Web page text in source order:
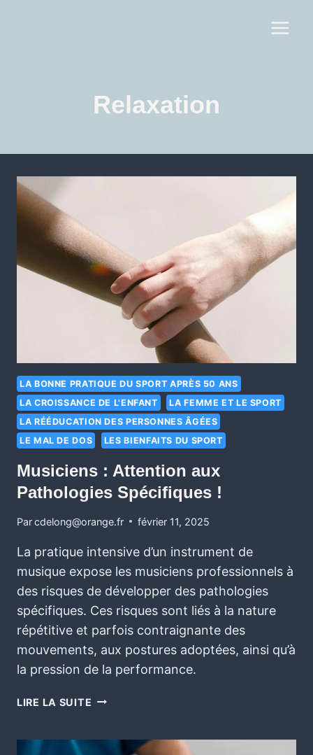
Relaxation
LA BONNE PRATIQUE DU SPORT APRÈS 50 ANS
LA CROISSANCE DE L'ENFANT
LA FEMME ET LE SPORT
LA RÉÉDUCATION DES PERSONNES ÂGÉES
LE MAL DE DOS
LES BIENFAITS DU SPORT
Musiciens : Attention aux
Pathologies Spécifiques !
Parcdelong@orange.fr février 11, 2025
La pratique intensive d’un instrument de
musique expose les musiciens professionnels à
des risques de développer des pathologies
spécifiques. Ces risques sont liés à la nature
répétitive et parfois contraignante des
mouvements, aux postures adoptées, ainsi qu’à
la pression de la performance.
LIRE LA SUITE